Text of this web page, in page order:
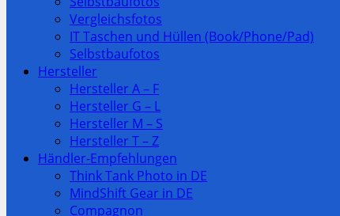
Vergleichsfotos
IT Taschen und Hüllen (Book/Phone/Pad)
Selbstbaufotos
Hersteller
Hersteller A – F
Hersteller G – L
Hersteller M – S
Hersteller T – Z
Händler-Empfehlungen
Think Tank Photo in DE
MindShift Gear in DE
Compagnon